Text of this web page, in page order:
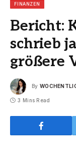
FINANZEN
Bericht:
schrieb
größere
By
3 Mins Read